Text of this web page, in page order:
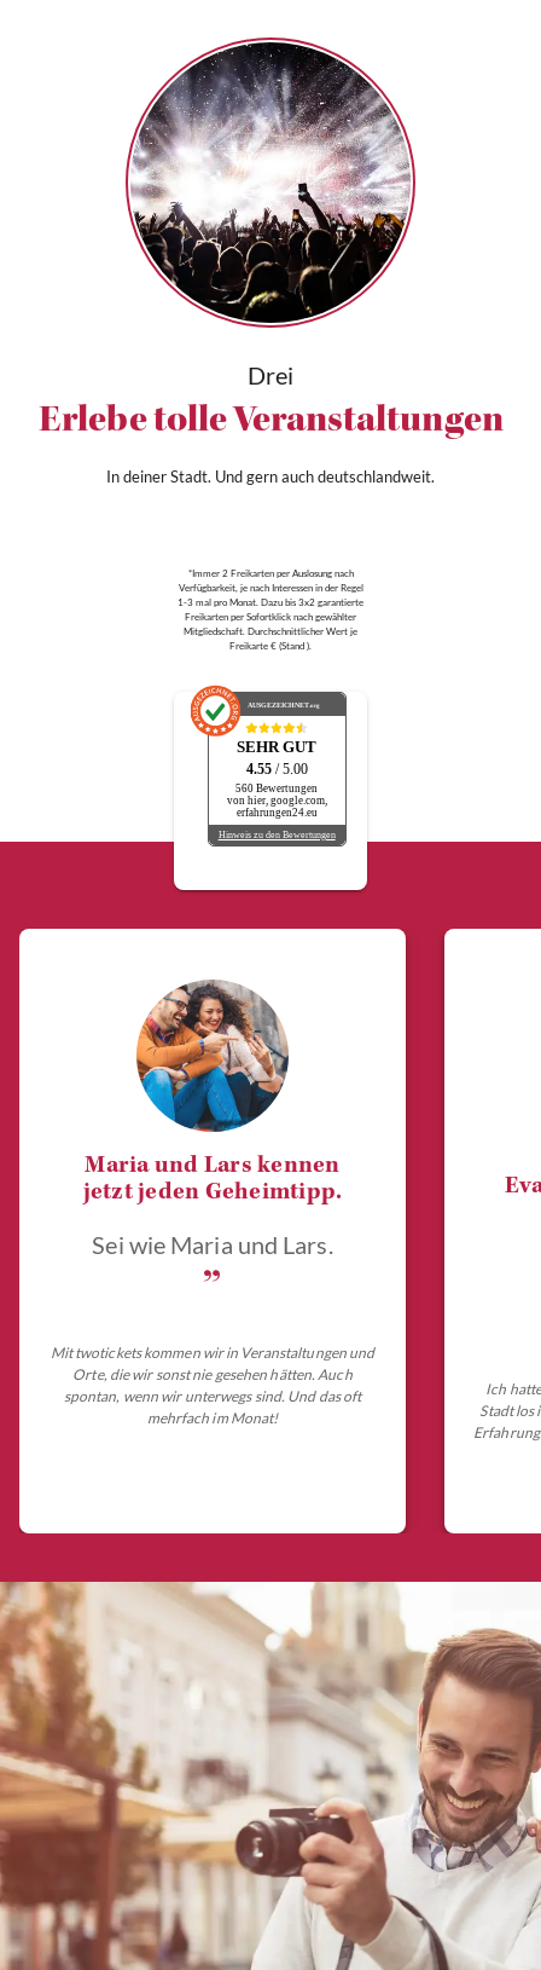
Drei
Erlebe tolle Veranstaltungen
In deiner Stadt. Und gern auch deutschlandweit.
*Immer 2 Freikarten per Auslosung nach
Verfügbarkeit, je nach Interessen in der Regel
1-3 mal pro Monat. Dazu bis 3x2 garantierte
Freikarten per Sofortklick nach gewählter
Mitgliedschaft. Durchschnittlicher Wert je
Freikarte € (Stand ).
AUSGEZEICHNET.org
SEHR GUT
4.55 / 5.00
560 Bewertungen
von hier, google.com,
erfahrungen24.eu
Hinweis zu den Bewertungen
Maria und Lars kennen
jetzt jeden Geheimtipp.
Sei wie Maria und Lars.
„
Mit twotickets kommen wir in Veranstaltungen und
Orte, die wir sonst nie gesehen hätten. Auch
spontan, wenn wir unterwegs sind. Und das oft
mehrfach im Monat!
Ich
Stadt los